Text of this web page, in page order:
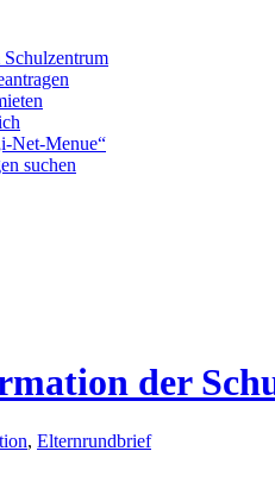
Schulzentrum
Net-Menue“
suchen
der
, Elternrundbrief